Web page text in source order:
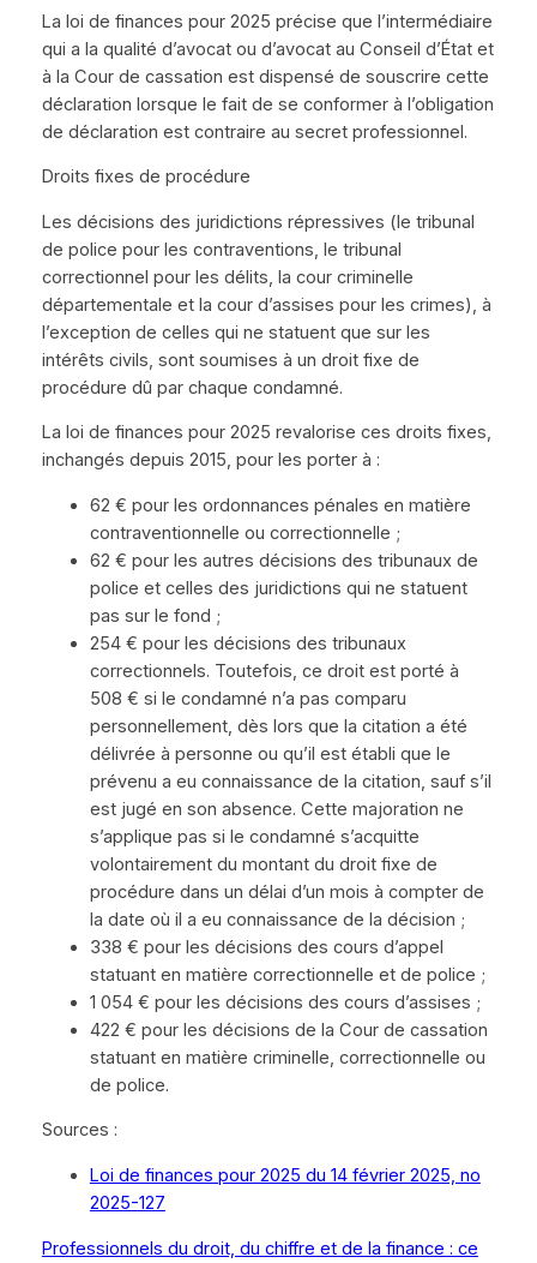
La loi de finances pour 2025 précise que l’intermédiaire
qui a la qualité d’avocat ou d’avocat au Conseil d’État et
à la Cour de cassation est dispensé de souscrire cette
déclaration lorsque le fait de se conformer à l’obligation
de déclaration est contraire au secret professionnel.
Droits fixes de procédure
Les décisions des juridictions répressives (le tribunal
de police pour les contraventions, le tribunal
correctionnel pour les délits, la cour criminelle
départementale et la cour d’assises pour les crimes), à
l’exception de celles qui ne statuent que sur les
intérêts civils, sont soumises à un droit fixe de
procédure dû par chaque condamné.
La loi de finances pour 2025 revalorise ces droits fixes,
inchangés depuis 2015, pour les porter à :
62 € pour les ordonnances pénales en matière
contraventionnelle ou correctionnelle ;
62 € pour les autres décisions des tribunaux de
police et celles des juridictions qui ne statuent
pas sur le fond ;
254 € pour les décisions des tribunaux
correctionnels. Toutefois, ce droit est porté à
508 € si le condamné n’a pas comparu
personnellement, dès lors que la citation a été
délivrée à personne ou qu’il est établi que le
prévenu a eu connaissance de la citation, sauf s’il
est jugé en son absence. Cette majoration ne
s’applique pas si le condamné s’acquitte
volontairement du montant du droit fixe de
procédure dans un délai d’un mois à compter de
la date où il a eu connaissance de la décision ;
338 € pour les décisions des cours d’appel
statuant en matière correctionnelle et de police ;
1 054 € pour les décisions des cours d’assises ;
422 € pour les décisions de la Cour de cassation
statuant en matière criminelle, correctionnelle ou
de police.
Sources :
Loi de finances pour 2025 du 14 février 2025, no
2025-127
Professionnels du droit, du chiffre et de la finance : ce